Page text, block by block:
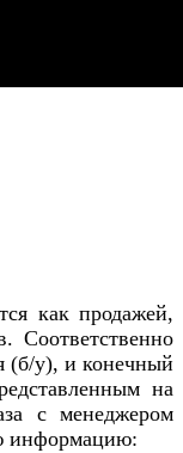
как продажей,
Соответственно
(б/у), и конечный
на
с менеджером
информацию: